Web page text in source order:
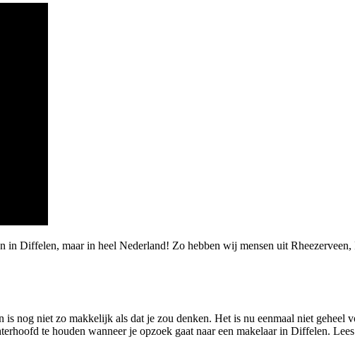
Diffelen, maar in heel Nederland! Zo hebben wij mensen uit
nog niet zo makkelijk als dat je zou denken. Het is nu eenmaal niet geheel
te houden wanneer je opzoek gaat naar een makelaar in Diffelen.